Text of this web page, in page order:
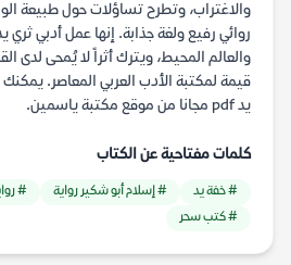
والاغتراب، وتطرح تساؤلات حول طبيعة
روائي رفيع ولغة جذابة. إنها عمل أدبي ثري
والعالم المحيط، ويترك أثراً لا يُمحى لدى
قيمة لمكتبة الأدب العربي المعاصر.
يد pdf مجانا من موقع مكتبة ياسمين.
كلمات مفتاحية عن الكتاب
# خفة يد # إسلام أبو شكير رواية #
# كتب سحر